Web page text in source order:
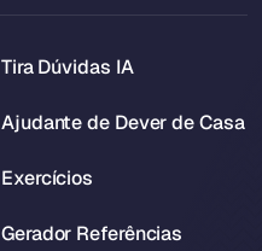
Tira Dúvidas IA
Ajudante de Dever de Casa
Exercícios
Gerador Referências